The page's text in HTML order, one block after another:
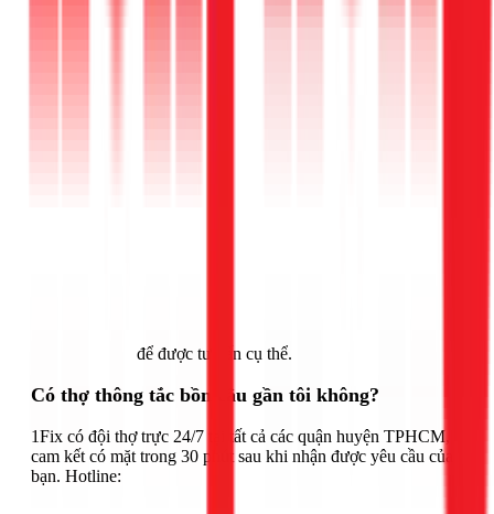
để được tư vấn cụ thể.
Có thợ thông tắc bồn cầu gần tôi không?
1Fix có đội thợ trực 24/7 tại tất cả các quận huyện TPHCM,
cam kết có mặt trong 30 phút sau khi nhận được yêu cầu của
bạn. Hotline: